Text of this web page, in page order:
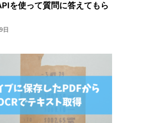
を使って質問に答えてもら
日